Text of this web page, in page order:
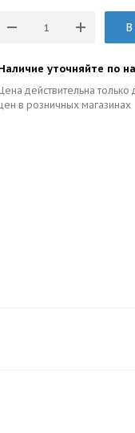
уточняйте по
действительна только
в розничных магазинах